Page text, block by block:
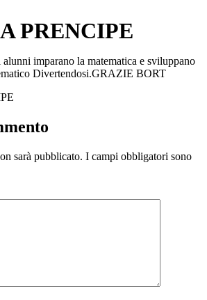
PRENCIPE
imparano la matematica e sviluppano
Divertendosi.GRAZIE BORT
sarà pubblicato. I campi obbligatori sono